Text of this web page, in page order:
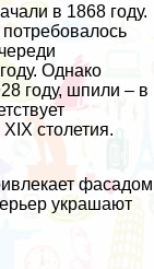
в 1868 году.
Однако
году, шпили – в
столетия.
фасадом
украшают